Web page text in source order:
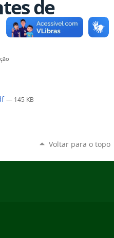
de
— 145 KB
Voltar para o topo